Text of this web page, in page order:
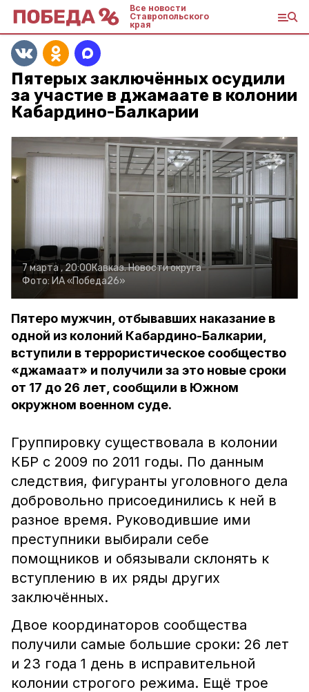
Все новости
Ставропольского
края
Пятерых заключённых осудили
за участие в джамаате в колонии
Кабардино-Балкарии
7 марта , 20:00Кавказ. Новости округа
Фото: ИА «Победа26»
Пятеро мужчин, отбывавших наказание в
одной из колоний Кабардино-Балкарии,
вступили в террористическое сообщество
«джамаат» и получили за это новые сроки
от 17 до 26 лет, сообщили в Южном
окружном военном суде.
Группировку существовала в колонии
КБР с 2009 по 2011 годы. По данным
следствия, фигуранты уголовного дела
добровольно присоединились к ней в
разное время. Руководившие ими
преступники выбирали себе
помощников и обязывали склонять к
вступлению в их ряды других
заключённых.
Двое координаторов сообщества
получили самые большие сроки: 26 лет
и 23 года 1 день в исправительной
колонии строгого режима. Ещё трое